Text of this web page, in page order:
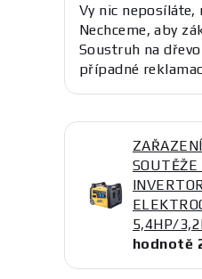
Vy nic
Nechceme, aby
Soustruh na
případné
SOUTĚŽE
5,4HP/
hodnotě